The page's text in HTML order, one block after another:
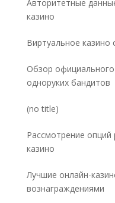
Авторитетные
казино
Виртуальное казино
Обзор официального
одноруких бандитов
(no title)Post
Рассмотрение опций
казино
Лучшие онлайн-
вознаграждениями